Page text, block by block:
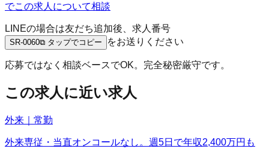
でこの求人について相談
LINEの場合は友だち追加後、求人番号
SR-0060⧉ タップでコピー をお送りください
応募ではなく相談ベースでOK。完全秘密厳守です。
この求人に近い求人
外来｜常勤
外来専従・当直オンコールなし。週5日で年収2,400万円も